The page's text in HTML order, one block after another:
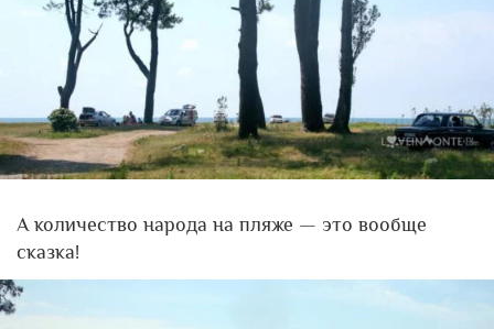
А количество народа на пляже — это вообще
сказка!